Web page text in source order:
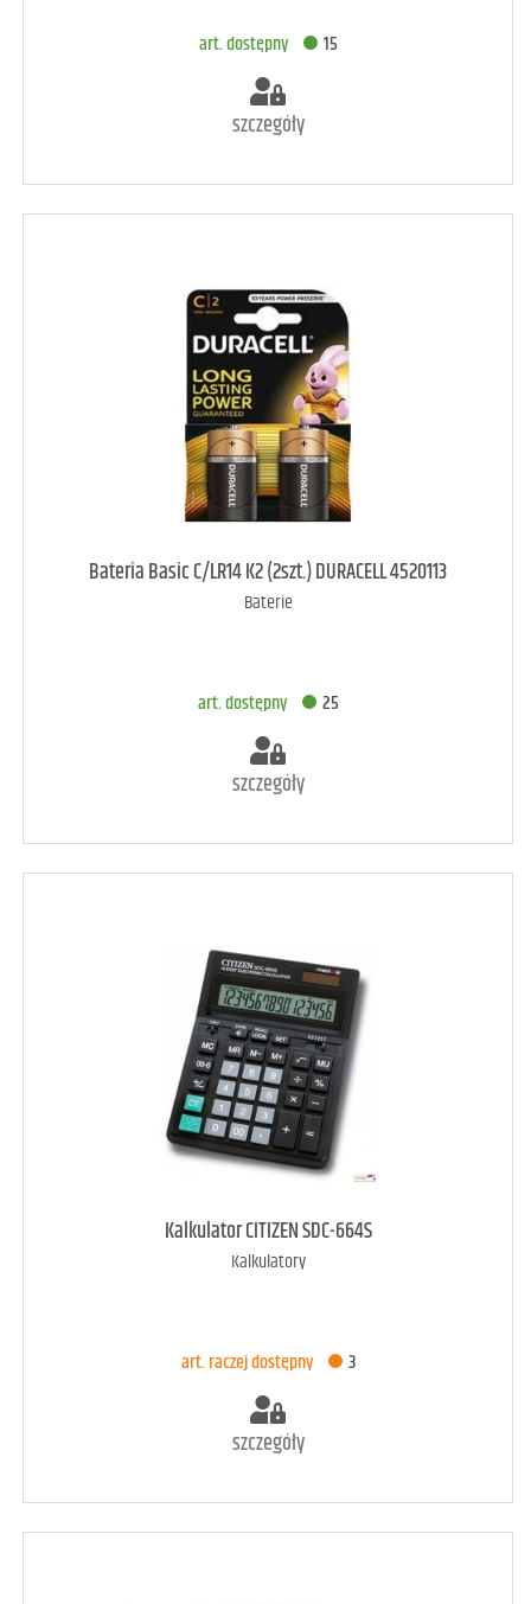
art. dostępny 15
szczegóły
art. dostępny 15
Bateria Basic C/LR14 K2 (2szt.) DURACELL 4520113
Baterie
art. dostępny 25
szczegóły
art. dostępny 25
Kalkulator CITIZEN SDC-664S
Kalkulatory
art. raczej dostępny 3
szczegóły